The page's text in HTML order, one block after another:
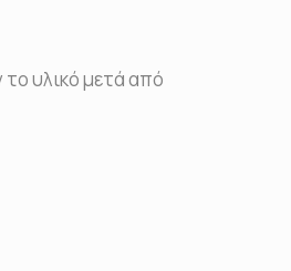
υλικό μετά από